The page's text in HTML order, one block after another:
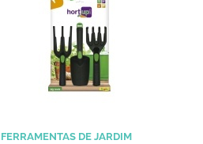
FERRAMENTAS DE JARDIM